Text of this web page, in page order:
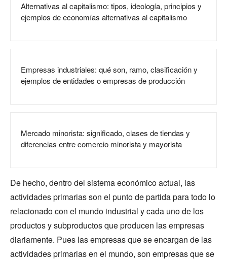
Alternativas al capitalismo: tipos, ideología, principios y
ejemplos de economías alternativas al capitalismo
Empresas industriales: qué son, ramo, clasificación y
ejemplos de entidades o empresas de producción
Mercado minorista: significado, clases de tiendas y
diferencias entre comercio minorista y mayorista
De hecho, dentro del sistema económico actual, las
actividades primarias son el punto de partida para todo lo
relacionado con el mundo industrial y cada uno de los
productos y subproductos que producen las empresas
diariamente. Pues las empresas que se encargan de las
actividades primarias en el mundo, son empresas que se